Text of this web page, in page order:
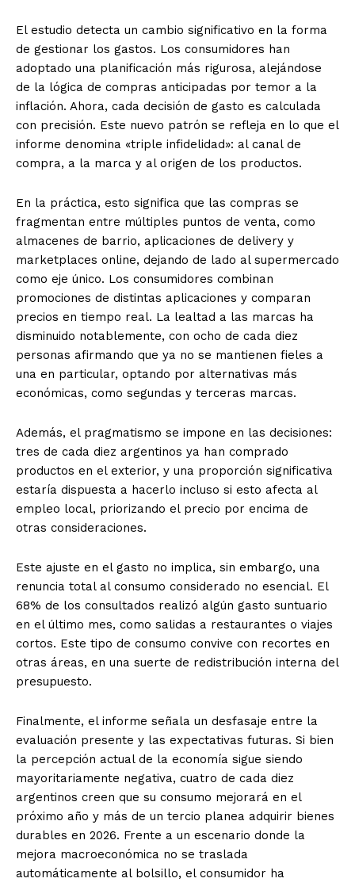
El estudio detecta un cambio significativo en la forma
de gestionar los gastos. Los consumidores han
adoptado una planificación más rigurosa, alejándose
de la lógica de compras anticipadas por temor a la
inflación. Ahora, cada decisión de gasto es calculada
con precisión. Este nuevo patrón se refleja en lo que el
informe denomina «triple infidelidad»: al canal de
compra, a la marca y al origen de los productos.
En la práctica, esto significa que las compras se
fragmentan entre múltiples puntos de venta, como
almacenes de barrio, aplicaciones de delivery y
marketplaces online, dejando de lado al supermercado
como eje único. Los consumidores combinan
promociones de distintas aplicaciones y comparan
precios en tiempo real. La lealtad a las marcas ha
disminuido notablemente, con ocho de cada diez
personas afirmando que ya no se mantienen fieles a
una en particular, optando por alternativas más
económicas, como segundas y terceras marcas.
Además, el pragmatismo se impone en las decisiones:
tres de cada diez argentinos ya han comprado
productos en el exterior, y una proporción significativa
estaría dispuesta a hacerlo incluso si esto afecta al
empleo local, priorizando el precio por encima de
otras consideraciones.
Este ajuste en el gasto no implica, sin embargo, una
renuncia total al consumo considerado no esencial. El
68% de los consultados realizó algún gasto suntuario
en el último mes, como salidas a restaurantes o viajes
cortos. Este tipo de consumo convive con recortes en
otras áreas, en una suerte de redistribución interna del
presupuesto.
Finalmente, el informe señala un desfasaje entre la
evaluación presente y las expectativas futuras. Si bien
la percepción actual de la economía sigue siendo
mayoritariamente negativa, cuatro de cada diez
argentinos creen que su consumo mejorará en el
próximo año y más de un tercio planea adquirir bienes
durables en 2026. Frente a un escenario donde la
mejora macroeconómica no se traslada
automáticamente al bolsillo, el consumidor ha